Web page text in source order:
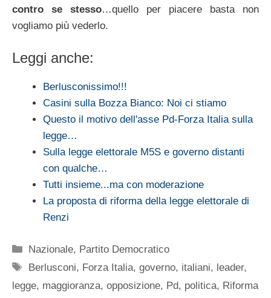
contro se stesso…quello per piacere basta non
vogliamo più vederlo.
Leggi anche:
Berlusconissimo!!!
Casini sulla Bozza Bianco: Noi ci stiamo
Questo il motivo dell'asse Pd-Forza Italia sulla
legge…
Sulla legge elettorale M5S e governo distanti
con qualche…
Tutti insieme...ma con moderazione
La proposta di riforma della legge elettorale di
Renzi
Categorie
Nazionale, Partito Democratico
Tag
Berlusconi, Forza Italia,governo, italiani, leader,
legge, maggioranza, opposizione, Pd, politica, Riforma